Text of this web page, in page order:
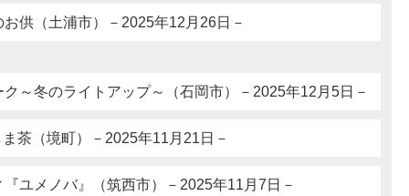
供（土浦市）－2025年12月26日－
～冬のライトアップ～（石岡市）－2025年12月5日－
茶（境町）－2025年11月21日－
ユメノバ』（筑西市）－2025年11月7日－